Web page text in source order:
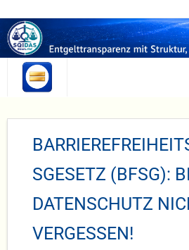
Selbsttest
Irrtümer
Beratung
Umsetzung
SGESETZ (BFSG):
DATENSCHUTZ
VERGESSEN!